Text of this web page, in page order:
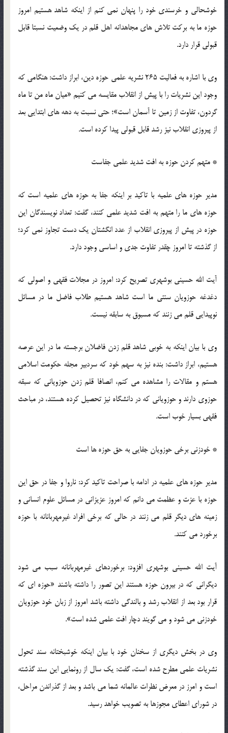
خوشحالی و خرسندی خود را پنهان نمی کنم از اینکه شاهد هستیم امروز
حوزه ما به برکت تلاش های مجاهدانه اهل قلم در یک وضعیت نسبتا قابل
قبولی قرار دارد.
وی با اشاره به فعالیت 265 نشریه علمی حوزه دین، ابراز داشت: هنگامی که
وجود این نشریات را با پیش از انقلاب مقایسه می کنیم «میان ماه من تا ماه
گردون، تفاوت از زمین تا آسمان است»؛ حتی نسبت به دهه های ابتدایی بعد
از پیروزی انقلاب نیز رشد قابل قبولی پیدا کرده است.
* متهم کردن حوزه به افت شدید علمی جفاست
مدیر حوزه های علمیه با تاکید بر اینکه جفا به حوزه های علمیه است که
حوزه های ما را متهم به افت شدید علمی کنند، گفت: تعداد نویسندگان این
حوزه در پیش از پیروزی انقلاب از عدد انگشتان یک دست تجاوز نمی کرد؛
از گذشته تا امروز چقدر تفاوت جدی و اساسی وجود دارد.
آیت الله حسینی بوشهری تصریح کرد: امروز در مجلات فقهی و اصولی که
دغدغه حوزویان سنتی ما است شاهد هستیم طلاب فاضل ما در مسائل
نوپیدایی قلم می زنند که مسبوق به سابقه نیست.
وی با بیان اینکه به خوبی شاهد قلم زدن فاضلان برجسته ما در این عرصه
هستیم، ابراز داشت: بنده نیز به سهم خود که سردبیر مجله حکومت اسلامی
هستم و مقالات را مشاهده می کنم، انصافا قلم زدن حوزویانی که سبقه
حوزوی دارند و حوزویانی که در دانشگاه نیز تحصیل کرده هستند، در مباحث
فقهی بسیار خوب است.
* خودزنی برخی حوزویان جفایی به حق حوزه ها است
مدیر حوزه های علمیه در ادامه با صراحت تاکید کرد: ناروا و جفا در حق این
حوزه با عزت و عظمت می دانم که امروز عزیزانی در مسائل علوم انسانی و
زمینه های دیگر قلم می زنند در حالی که برخی افراد غیرمهربانانه با حوزه
برخورد می کنند.
آیت الله حسینی بوشهری افزود: برخوردهای غیرمهربانانه سبب می شود
دیگرانی که در بیرون حوزه هستند این تصور را داشته باشند «حوزه ای که
قرار بود بعد از انقلاب رشد و بالندگی داشته باشد امروز از زبان خود حوزویان
خودزنی می شود و می گویند دچار افت علمی شده است».
وی در بخش دیگری از سخنان خود با بیان اینکه خوشبختانه سند تحول
نشریات علمی مطرح شده است، گفت: یک سال از رونمایی این سند گذشته
است و امرز در معرض نظرات عالمانه شما می باشد و بعد از گذراندن مراحل،
در شورای اعطای مجوزها به تصویب خواهد رسید.